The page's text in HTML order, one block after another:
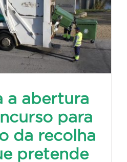
a abertura
para
da recolha
pretende